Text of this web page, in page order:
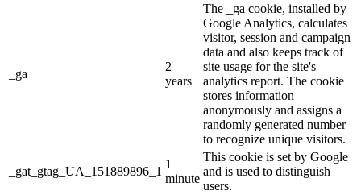
_ga
2
years
The _ga cookie, installed by
Google Analytics, calculates
visitor, session and campaign
data and also keeps track of
site usage for the site's
analytics report. The cookie
stores information
anonymously and assigns a
randomly generated number
to recognize unique visitors.
_gat_gtag_UA_151889896_1
1
minute
This cookie is set by Google
and is used to distinguish
users.